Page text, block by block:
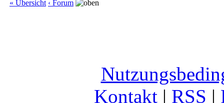
« Übersicht ‹ Forum
Kontakt | RSS |